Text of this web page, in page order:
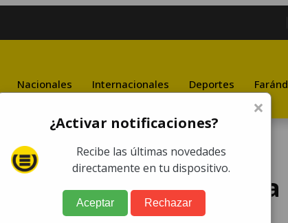
Nacionales Internacionales Deportes
y camión deja
×
¿Activar notificaciones?
Recibe las últimas novedades
directamente en tu dispositivo.
Aceptar Rechazar